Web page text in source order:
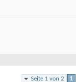
Seite 1 von 2 1